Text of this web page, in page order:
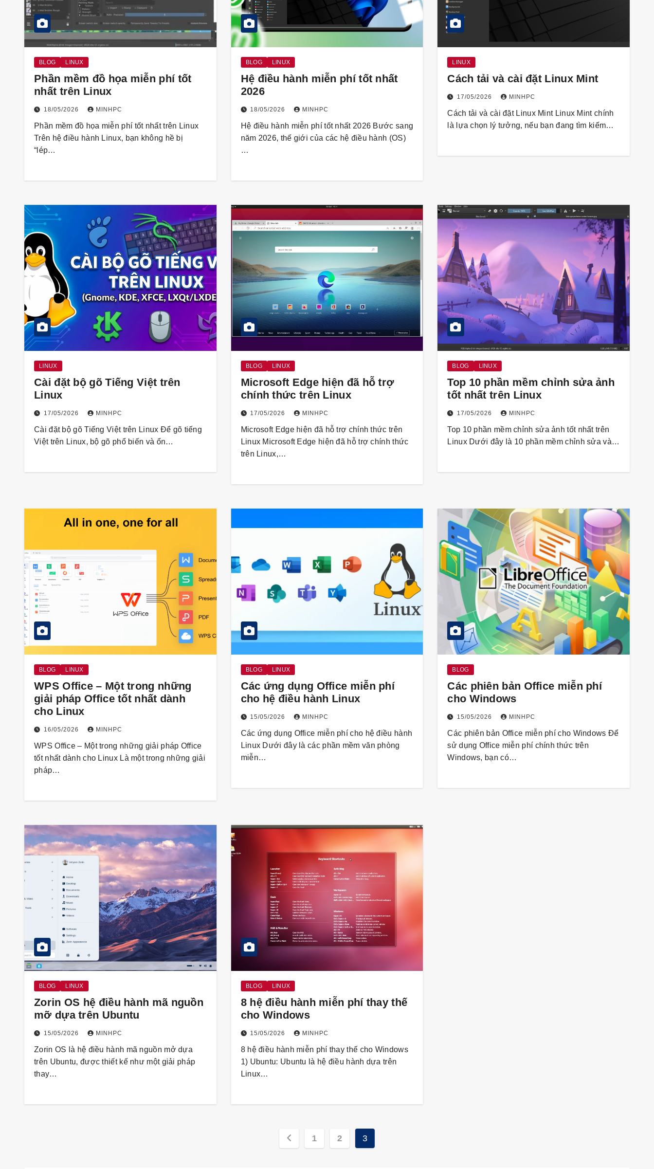
BLOG LINUX
Phần mềm đồ họa miễn phí tốt
nhất trên Linux
18/05/2026 MINHPC
Phần mềm đồ họa miễn phí tốt nhất trên Linux
Trên hệ điều hành Linux, bạn không hề bị
“lép…
BLOG LINUX
Hệ điều hành miễn phí tốt nhất
2026
18/05/2026 MINHPC
Hệ điều hành miễn phí tốt nhất 2026 Bước sang
năm 2026, thế giới của các hệ điều hành (OS)
…
LINUX
Cách tải và cài đặt Linux Mint
17/05/2026 MINHPC
Cách tải và cài đặt Linux Mint Linux Mint chính
là lựa chọn lý tưởng, nếu bạn đang tìm kiếm…
LINUX
Cài đặt bộ gõ Tiếng Việt trên
Linux
17/05/2026 MINHPC
Cài đặt bộ gõ Tiếng Việt trên Linux Để gõ tiếng
Việt trên Linux, bộ gõ phổ biến và ổn…
BLOG LINUX
Microsoft Edge hiện đã hỗ trợ
chính thức trên Linux
17/05/2026 MINHPC
Microsoft Edge hiện đã hỗ trợ chính thức trên
Linux Microsoft Edge hiện đã hỗ trợ chính thức
trên Linux,…
BLOG LINUX
Top 10 phần mềm chỉnh sửa ảnh
tốt nhất trên Linux
17/05/2026 MINHPC
Top 10 phần mềm chỉnh sửa ảnh tốt nhất trên
Linux Dưới đây là 10 phần mềm chỉnh sửa và…
BLOG LINUX
WPS Office – Một trong những
giải pháp Office tốt nhất dành
cho Linux
16/05/2026 MINHPC
WPS Office – Một trong những giải pháp Office
tốt nhất dành cho Linux Là một trong những giải
pháp…
BLOG LINUX
Các ứng dụng Office miễn phí
cho hệ điều hành Linux
15/05/2026 MINHPC
Các ứng dụng Office miễn phí cho hệ điều hành
Linux Dưới đây là các phần mềm văn phòng
miễn…
BLOG
Các phiên bản Office miễn phí
cho Windows
15/05/2026 MINHPC
Các phiên bản Office miễn phí cho Windows Để
sử dụng Office miễn phí chính thức trên
Windows, bạn có…
BLOG LINUX
Zorin OS hệ điều hành mã nguồn
mỡ dựa trên Ubuntu
15/05/2026 MINHPC
Zorin OS là hệ điều hành mã nguồn mở dựa
trên Ubuntu, được thiết kế như một giải pháp
thay…
BLOG LINUX
8 hệ điều hành miễn phí thay thế
cho Windows
15/05/2026 MINHPC
8 hệ điều hành miễn phí thay thế cho Windows
1) Ubuntu: Ubuntu là hệ điều hành dựa trên
Linux…
Phân1 2 3